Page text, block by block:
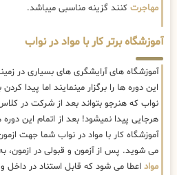
مهاجرت کنند گزینه مناسبی میباشد.
آموزشگاه برتر کار با مواد در نواب
آموزشگاه های آرایشگری های بسیاری در
این دوره ها را برگزار مینمایند اما پیدا
نواب که هنرجو بتواند بعد از شرکت در
هرجایی پیدا نمیشود! بعد از اتمام این
آموزشگاه کار با مواد در نواب شما جهت
می شوید. پس از آزمون و قبولی در ازمون،
مواد اعطا می شود که قابل استناد در